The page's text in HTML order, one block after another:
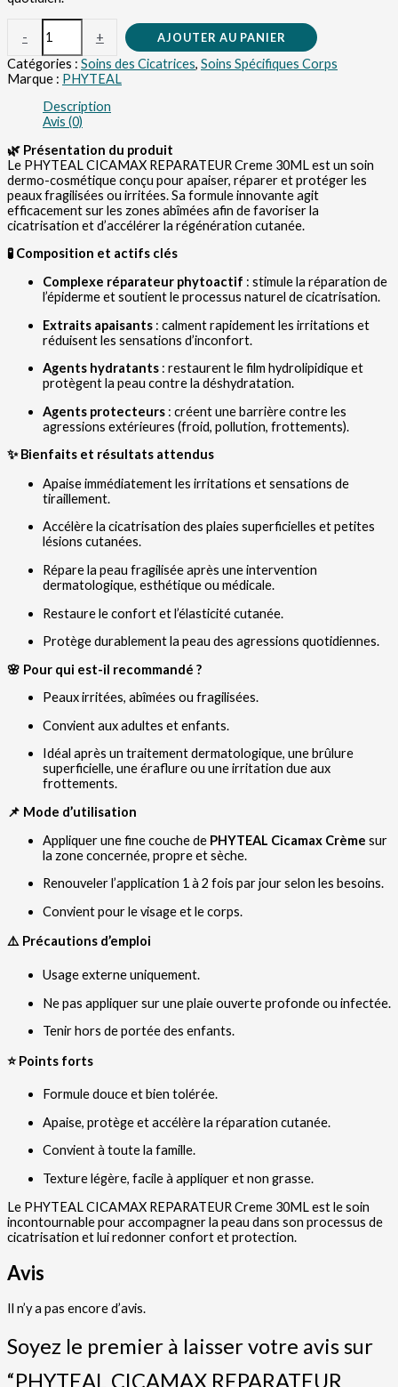
- + AJOUTER AU PANIER
Catégories : Soins des Cicatrices, Soins Spécifiques Corps
Marque : PHYTEAL
Description
Avis (0)
🌿 Présentation du produit
Le PHYTEAL CICAMAX REPARATEUR Creme 30ML est un soin
dermo-cosmétique conçu pour apaiser, réparer et protéger les
peaux fragilisées ou irritées. Sa formule innovante agit
efficacement sur les zones abîmées afin de favoriser la
cicatrisation et d’accélérer la régénération cutanée.
🧪 Composition et actifs clés
Complexe réparateur phytoactif : stimule la réparation de
l’épiderme et soutient le processus naturel de cicatrisation.
Extraits apaisants : calment rapidement les irritations et
réduisent les sensations d’inconfort.
Agents hydratants : restaurent le film hydrolipidique et
protègent la peau contre la déshydratation.
Agents protecteurs : créent une barrière contre les
agressions extérieures (froid, pollution, frottements).
✨ Bienfaits et résultats attendus
Apaise immédiatement les irritations et sensations de
tiraillement.
Accélère la cicatrisation des plaies superficielles et petites
lésions cutanées.
Répare la peau fragilisée après une intervention
dermatologique, esthétique ou médicale.
Restaure le confort et l’élasticité cutanée.
Protège durablement la peau des agressions quotidiennes.
🌸 Pour qui est-il recommandé ?
Peaux irritées, abîmées ou fragilisées.
Convient aux adultes et enfants.
Idéal après un traitement dermatologique, une brûlure
superficielle, une éraflure ou une irritation due aux
frottements.
📌 Mode d’utilisation
Appliquer une fine couche de PHYTEAL Cicamax Crème sur
la zone concernée, propre et sèche.
Renouveler l’application 1 à 2 fois par jour selon les besoins.
Convient pour le visage et le corps.
⚠️ Précautions d’emploi
Usage externe uniquement.
Ne pas appliquer sur une plaie ouverte profonde ou infectée.
Tenir hors de portée des enfants.
⭐ Points forts
Formule douce et bien tolérée.
Apaise, protège et accélère la réparation cutanée.
Convient à toute la famille.
Texture légère, facile à appliquer et non grasse.
Le PHYTEAL CICAMAX REPARATEUR Creme 30ML est le soin
incontournable pour accompagner la peau dans son processus de
cicatrisation et lui redonner confort et protection.
Avis
Il n’y a pas encore d’avis.
Soyez le premier à laisser votre avis sur
“PHYTEAL CICAMAX REPARATEUR